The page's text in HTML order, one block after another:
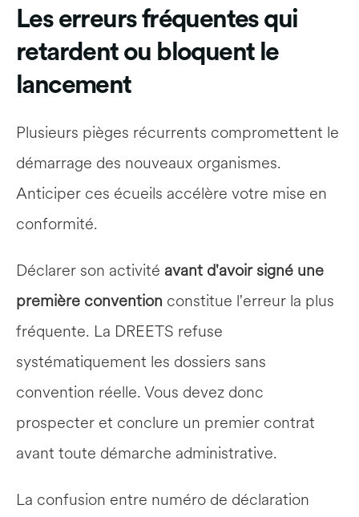
Les erreurs fréquentes qui
retardent ou bloquent le
lancement
Plusieurs pièges récurrents compromettent le
démarrage des nouveaux organismes.
Anticiper ces écueils accélère votre mise en
conformité.
Déclarer son activité avant d'avoir signé une
première convention constitue l'erreur la plus
fréquente. La DREETS refuse
systématiquement les dossiers sans
convention réelle. Vous devez donc
prospecter et conclure un premier contrat
avant toute démarche administrative.
La confusion entre numéro de déclaration